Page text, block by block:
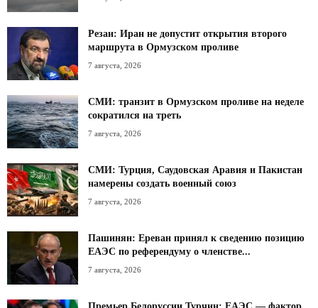
Резаи: Иран не допустит открытия второго
маршрута в Ормузском проливе
7 августа, 2026
СМИ: транзит в Ормузском проливе на неделе
сократился на треть
7 августа, 2026
СМИ: Турция, Саудовская Аравия и Пакистан
намерены создать военный союз
7 августа, 2026
Пашинян: Ереван принял к сведению позицию
ЕАЭС по референдуму о членстве...
7 августа, 2026